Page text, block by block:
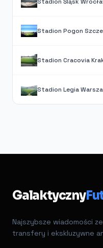
Stadion Pogon
Stadion Cracovia
Stadion Legia
Galaktyczny
Najszybsze wiadomości
transfery i ekskluzywne